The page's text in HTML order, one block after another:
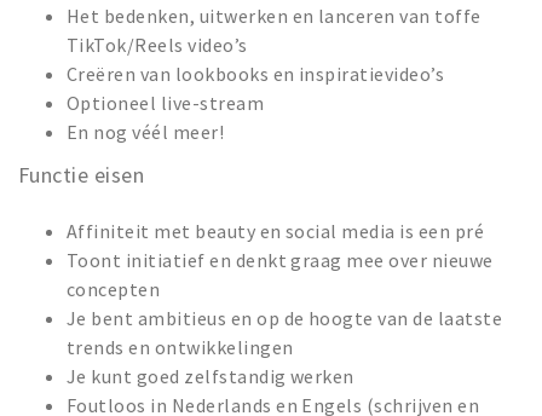
Het bedenken, uitwerken en lanceren van toffe
TikTok/Reels video’s
Creëren van lookbooks en inspiratievideo’s
Optioneel live-stream
En nog véél meer!
Functie eisen
Affiniteit met beauty en social media is een pré
Toont initiatief en denkt graag mee over nieuwe
concepten
Je bent ambitieus en op de hoogte van de laatste
trends en ontwikkelingen
Je kunt goed zelfstandig werken
Foutloos in Nederlands en Engels (schrijven en